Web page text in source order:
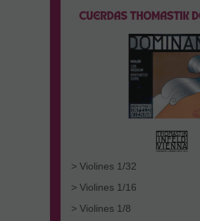
> Violines 1/32
> Violines 1/16
> Violines 1/8